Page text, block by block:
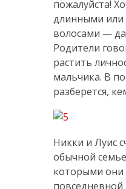
пожалуйста!
длинными или
волосами —
Родители
растить
мальчика. В
разберется,
Никки и Луис
обычной
которыми они